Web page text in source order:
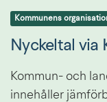
Kommunens
Nyckeltal via
Kommun- och
innehåller